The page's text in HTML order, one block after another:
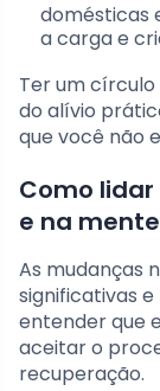
domésticas
a carga e
Ter um
do alívio
que você não
Como
e na
As mudanças
significativas
entender que
aceitar o
recuperação.